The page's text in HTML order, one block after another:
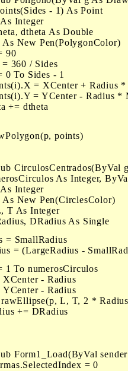
- 1) As Point
As Integer
dtheta As Double
p As New Pen(PolygonColor)
90
= 360 / Sides
= 0 To Sides - 1
= XCenter +
= YCenter - Radius
+= dtheta
points)
Sub
As Integer,
As Integer
p As New Pen(CirclesColor)
T As Integer
DRadius As Single
= SmallRadius
= (LargeRadius -
= 1 To numerosCirculos
= XCenter - Radius
= YCenter - Radius
L, T, 2 *
+= DRadius
Sub Form1_Load(ByVal
= 0